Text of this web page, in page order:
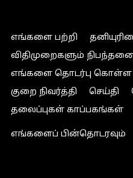
எங்களை பற்றி
விதிமுறைகளும்
எங்களை தொடர்பு கொள்ள
குறை நிவர்த்தி
செய்தி
தலைப்புகள் காப்பகங்கள்
எங்களைப் பின்தொடரவும்